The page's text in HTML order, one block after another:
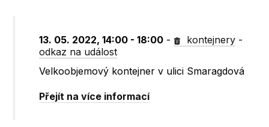
13. 05. 2022, 14:00 - 18:00 - kontejnery -
odkaz na událost
Velkoobjemový kontejner v ulici Smaragdová
Přejít na více informací